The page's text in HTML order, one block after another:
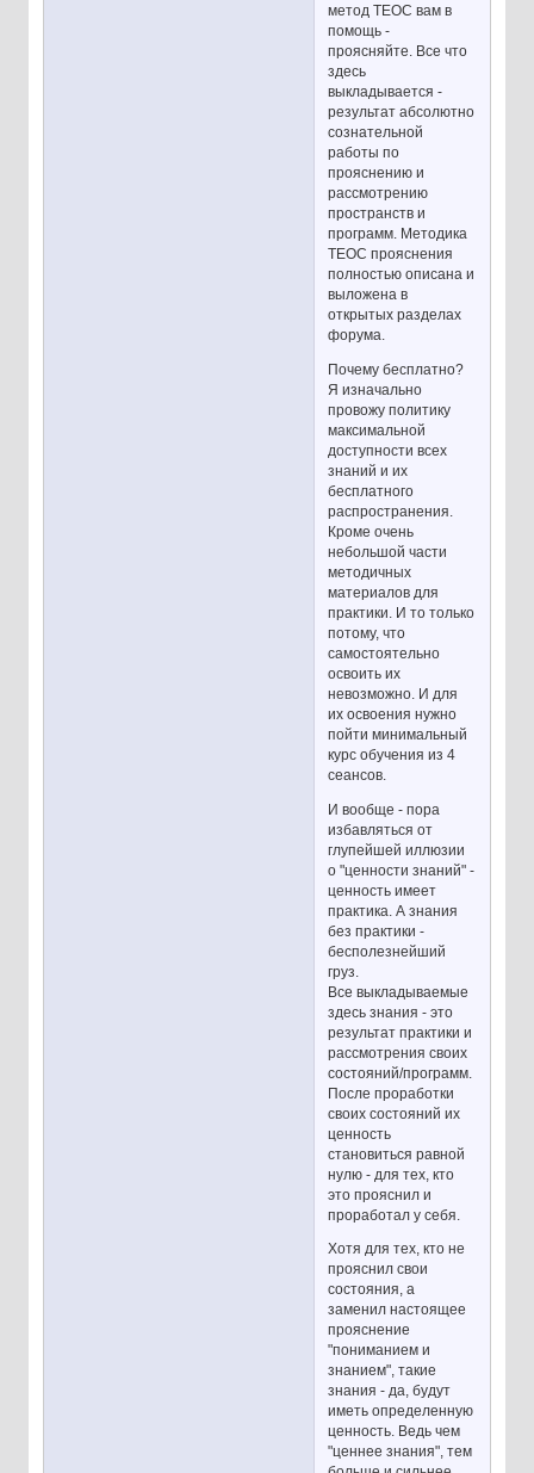
метод ТЕОС вам в
помощь -
проясняйте. Все что
здесь
выкладывается -
результат абсолютно
сознательной
работы по
прояснению и
рассмотрению
пространств и
программ. Методика
ТЕОС прояснения
полностью описана и
выложена в
открытых разделах
форума.
Почему бесплатно?
Я изначально
провожу политику
максимальной
доступности всех
знаний и их
бесплатного
распространения.
Кроме очень
небольшой части
методичных
материалов для
практики. И то только
потому, что
самостоятельно
освоить их
невозможно. И для
их освоения нужно
пойти минимальный
курс обучения из 4
сеансов.
И вообще - пора
избавляться от
глупейшей иллюзии
о "ценности знаний" -
ценность имеет
практика. А знания
без практики -
бесполезнейший
груз.
Все выкладываемые
здесь знания - это
результат практики и
рассмотрения своих
состояний/программ.
После проработки
своих состояний их
ценность
становиться равной
нулю - для тех, кто
это прояснил и
проработал у себя.
Хотя для тех, кто не
прояснил свои
состояния, а
заменил настоящее
прояснение
"пониманием и
знанием", такие
знания - да, будут
иметь определенную
ценность. Ведь чем
"ценнее знания", тем